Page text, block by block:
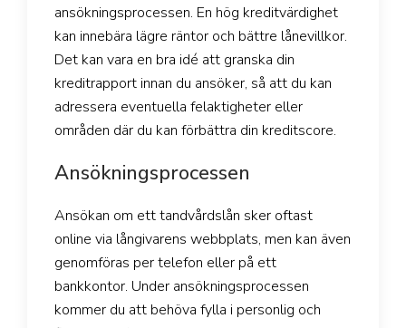
ansökningsprocessen. En hög kreditvärdighet
kan innebära lägre räntor och bättre lånevillkor.
Det kan vara en bra idé att granska din
kreditrapport innan du ansöker, så att du kan
adressera eventuella felaktigheter eller
områden där du kan förbättra din kreditscore.
Ansökningsprocessen
Ansökan om ett tandvårdslån sker oftast
online via långivarens webbplats, men kan även
genomföras per telefon eller på ett
bankkontor. Under ansökningsprocessen
kommer du att behöva fylla i personlig och